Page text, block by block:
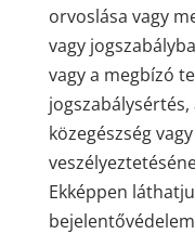
orvoslása vagy
vagy
vagy a megbízó
közegészség
Ekképpen